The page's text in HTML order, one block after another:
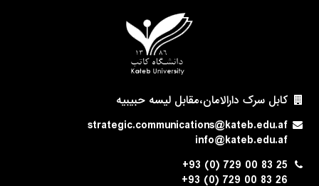
کابل سرک دارالامان،مقابل لیسه حبیبیه
strategic.communications@kateb.edu.af
info@kateb.edu.af
+93 (0) 729 00 83 25
+93 (0) 729 00 83 26